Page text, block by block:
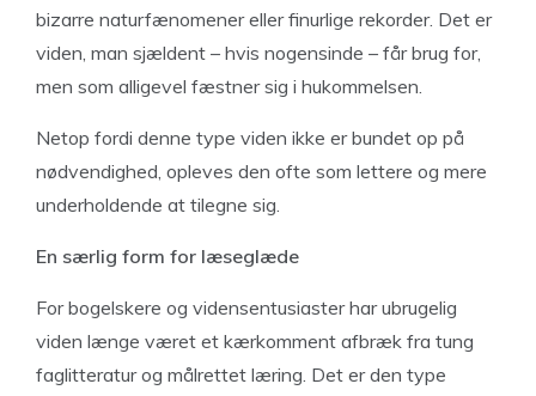
bizarre naturfænomener eller finurlige rekorder. Det er
viden, man sjældent – hvis nogensinde – får brug for,
men som alligevel fæstner sig i hukommelsen.
Netop fordi denne type viden ikke er bundet op på
nødvendighed, opleves den ofte som lettere og mere
underholdende at tilegne sig.
En særlig form for læseglæde
For bogelskere og vidensentusiaster har ubrugelig
viden længe været et kærkomment afbræk fra tung
faglitteratur og målrettet læring. Det er den type